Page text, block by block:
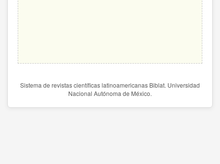
Sistema de revistas científicas latinoamericanas Biblat. Universidad
Nacional Autónoma de México.